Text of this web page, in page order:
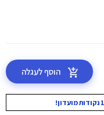
הוסף לעגלה